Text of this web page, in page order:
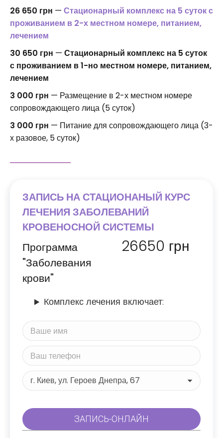
26 650 грн — Стационарный комплекс на 5 суток с
проживанием в 2-х местном номере, питанием,
лечением
30 650 грн — Стационарный комплекс на 5 суток
с проживанием в 1-но местном номере, питанием,
лечением
3 000 грн — Размещение в 2-х местном номере
сопровождающего лица (5 суток)
3 000 грн — Питание для сопровождающего лица (3-
х разовое, 5 суток)
ЗАПИСЬ НА СТАЦИОНАНЫЙ КУРС
ЛЕЧЕНИЯ ЗАБОЛЕВАНИЙ
КРОВЕНОСНОЙ СИСТЕМЫ
Программа
"Заболевания
крови"
26650 грн
Комплекс лечения включает: